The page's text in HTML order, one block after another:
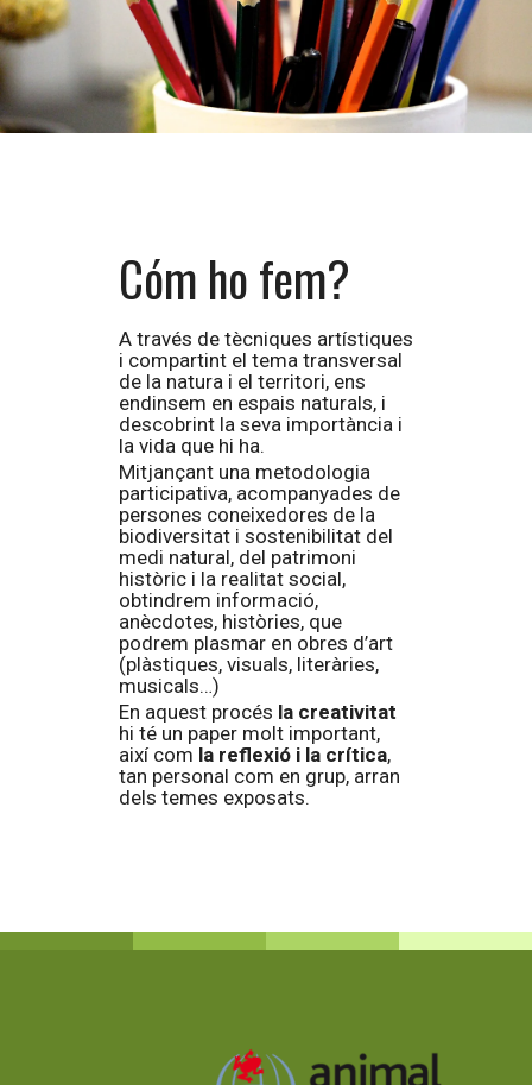
Cóm ho fem?
A través de tècniques artístiques
i compartint el tema transversal
de la natura i el territori, ens
endinsem en espais naturals, i
descobrint la seva importància i
la vida que hi ha.
Mitjançant una metodologia
participativa, acompanyades de
persones coneixedores de la
biodiversitat i sostenibilitat del
medi natural, del patrimoni
històric i la realitat social,
obtindrem informació,
anècdotes, històries, que
podrem plasmar en obres d’art
(plàstiques, visuals, literàries,
musicals…)
En aquest procés la creativitat
hi té un paper molt important,
així com la reflexió i la crítica,
tan personal com en grup, arran
dels temes exposats.